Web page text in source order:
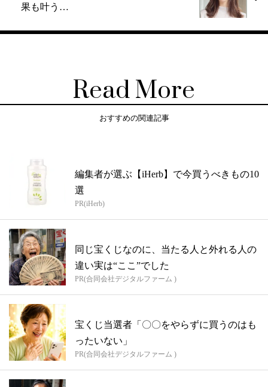
果も叶う…
Read More
おすすめの関連記事
編集者が選ぶ【iHerb】で今買うべきもの10
選
PR(iHerb)
同じ宝くじなのに、当たる人と外れる人の
違い実は“ここ”でした
PR(合同会社デジタルファーム )
宝くじ当選者「〇〇をやらずに買うのはも
ったいない」
PR(合同会社デジタルファーム )